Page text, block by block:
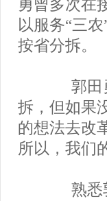
勇曾多次在
以服务“三
按省分拆。
郭田勇
拆，但如果
的想法去改
所以，我们
熟悉郭